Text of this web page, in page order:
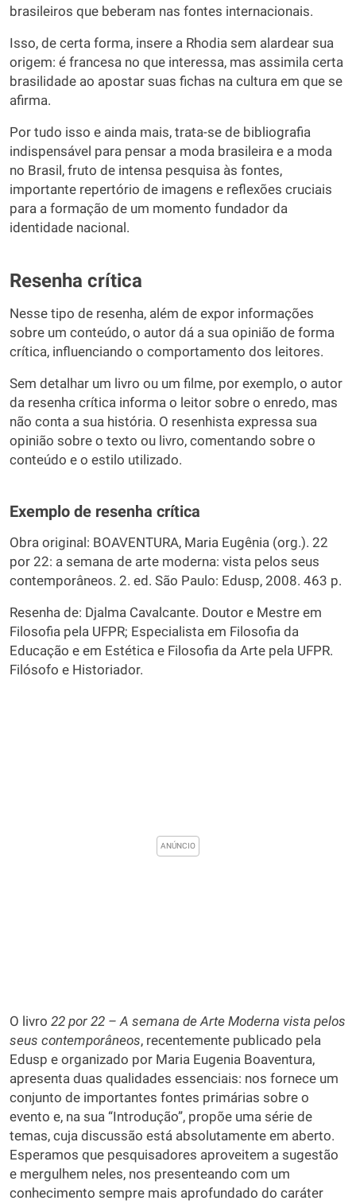
brasileiros que beberam nas fontes internacionais.
Isso, de certa forma, insere a Rhodia sem alardear sua
origem: é francesa no que interessa, mas assimila certa
brasilidade ao apostar suas fichas na cultura em que se
afirma.
Por tudo isso e ainda mais, trata-se de bibliografia
indispensável para pensar a moda brasileira e a moda
no Brasil, fruto de intensa pesquisa às fontes,
importante repertório de imagens e reflexões cruciais
para a formação de um momento fundador da
identidade nacional.
Resenha crítica
Nesse tipo de resenha, além de expor informações
sobre um conteúdo, o autor dá a sua opinião de forma
crítica, influenciando o comportamento dos leitores.
Sem detalhar um livro ou um filme, por exemplo, o autor
da resenha crítica informa o leitor sobre o enredo, mas
não conta a sua história. O resenhista expressa sua
opinião sobre o texto ou livro, comentando sobre o
conteúdo e o estilo utilizado.
Exemplo de resenha crítica
Obra original: BOAVENTURA, Maria Eugênia (org.). 22
por 22: a semana de arte moderna: vista pelos seus
contemporâneos. 2. ed. São Paulo: Edusp, 2008. 463 p.
Resenha de: Djalma Cavalcante. Doutor e Mestre em
Filosofia pela UFPR; Especialista em Filosofia da
Educação e em Estética e Filosofia da Arte pela UFPR.
Filósofo e Historiador.
O livro 22 por 22 – A semana de Arte Moderna vista pelos
seus contemporâneos, recentemente publicado pela
Edusp e organizado por Maria Eugenia Boaventura,
apresenta duas qualidades essenciais: nos fornece um
conjunto de importantes fontes primárias sobre o
evento e, na sua “Introdução”, propõe uma série de
temas, cuja discussão está absolutamente em aberto.
Esperamos que pesquisadores aproveitem a sugestão
e mergulhem neles, nos presenteando com um
conhecimento sempre mais aprofundado do caráter